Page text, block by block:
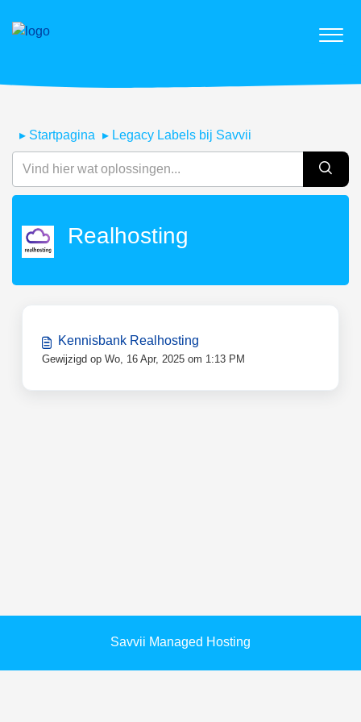
Startpagina Legacy Labels bij Savvii
Realhosting
Kennisbank Realhosting
Gewijzigd op Wo, 16 Apr, 2025 om 1:13 PM
Savvii Managed Hosting